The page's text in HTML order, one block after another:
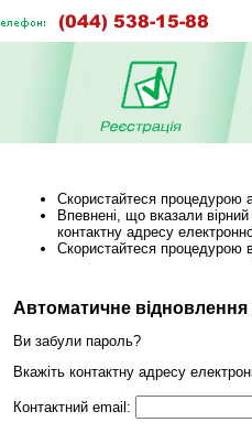
Скористайтеся процедурою
Впевнені, що вказали
контактну адресу
Скористайтеся процедурою
Автоматичне
Ви забули пароль?
Вкажіть контактну адресу
Контактний email: